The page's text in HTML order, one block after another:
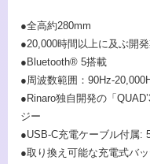
●全高約280mm
●20,000時間以上に及ぶ開
●Bluetooth® 5搭載
●周波数範囲：90Hz-
●Rinaro独自開発の「
ジー
●USB-C充電ケーブル付属:
●取り換え可能な充電式バ